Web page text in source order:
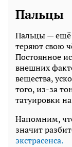
Пальцы
Пальцы — ещё
теряют свою
Постоянное
внешних
вещества,
того, из-за
татуировки
Напомним,
значит
экстрасенса.